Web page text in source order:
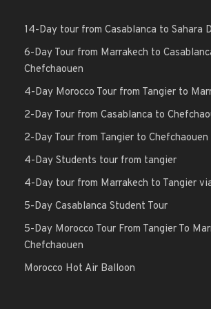
14-Day tour from Casablanca to Sahara
6-Day Tour from Marrakech to
Chefchaouen
4-Day Morocco Tour from Tangier to
2-Day Tour from Casablanca to
2-Day Tour from Tangier to Chefchaouen
4-Day Students tour from tangier
4-Day tour from Marrakech to Tangier
5-Day Casablanca Student Tour
5-Day Morocco Tour From Tangier To
Chefchaouen
Morocco Hot Air Balloon